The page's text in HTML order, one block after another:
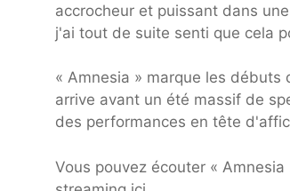
accrocheur et puissant dans
j'ai tout de suite senti que cela
« Amnesia » marque les débuts
arrive avant un été massif de
des performances en tête
Vous pouvez écouter «